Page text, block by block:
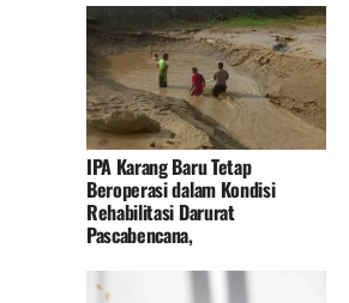
IPA Karang Baru Tetap
Beroperasi dalam Kondisi
Rehabilitasi Darurat
Pascabencana,